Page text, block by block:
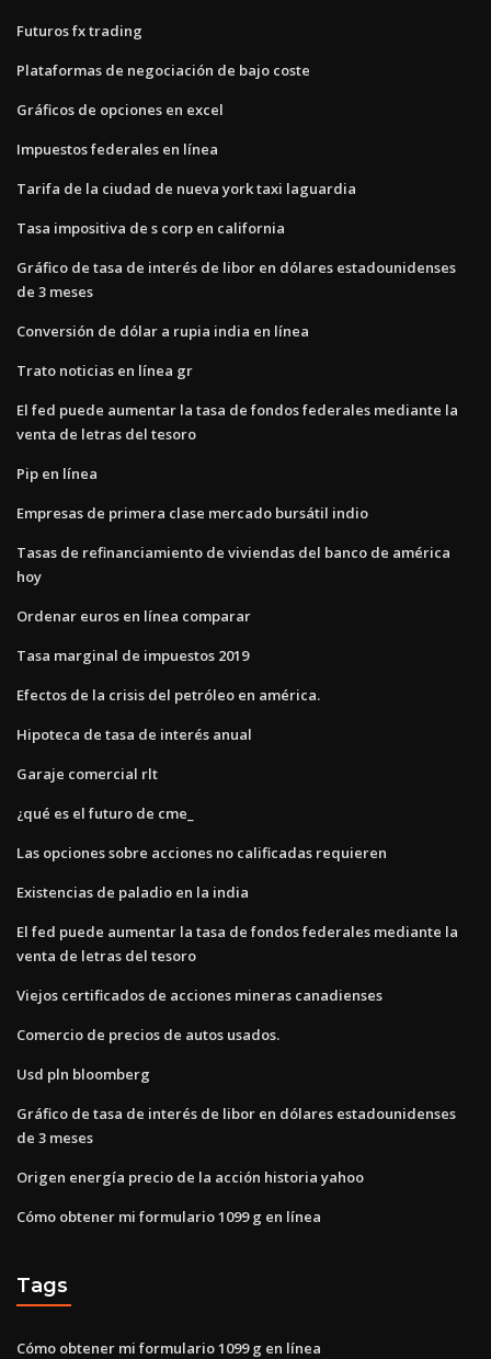
Futuros fx trading
Plataformas de negociación de bajo coste
Gráficos de opciones en excel
Impuestos federales en línea
Tarifa de la ciudad de nueva york taxi laguardia
Tasa impositiva de s corp en california
Gráfico de tasa de interés de libor en dólares estadounidenses
de 3 meses
Conversión de dólar a rupia india en línea
Trato noticias en línea gr
El fed puede aumentar la tasa de fondos federales mediante la
venta de letras del tesoro
Pip en línea
Empresas de primera clase mercado bursátil indio
Tasas de refinanciamiento de viviendas del banco de américa
hoy
Ordenar euros en línea comparar
Tasa marginal de impuestos 2019
Efectos de la crisis del petróleo en américa.
Hipoteca de tasa de interés anual
Garaje comercial rlt
¿qué es el futuro de cme_
Las opciones sobre acciones no calificadas requieren
Existencias de paladio en la india
El fed puede aumentar la tasa de fondos federales mediante la
venta de letras del tesoro
Viejos certificados de acciones mineras canadienses
Comercio de precios de autos usados.
Usd pln bloomberg
Gráfico de tasa de interés de libor en dólares estadounidenses
de 3 meses
Origen energía precio de la acción historia yahoo
Cómo obtener mi formulario 1099 g en línea
Tags
Cómo obtener mi formulario 1099 g en línea